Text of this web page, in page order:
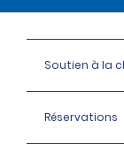
Soutien à la
Réservations